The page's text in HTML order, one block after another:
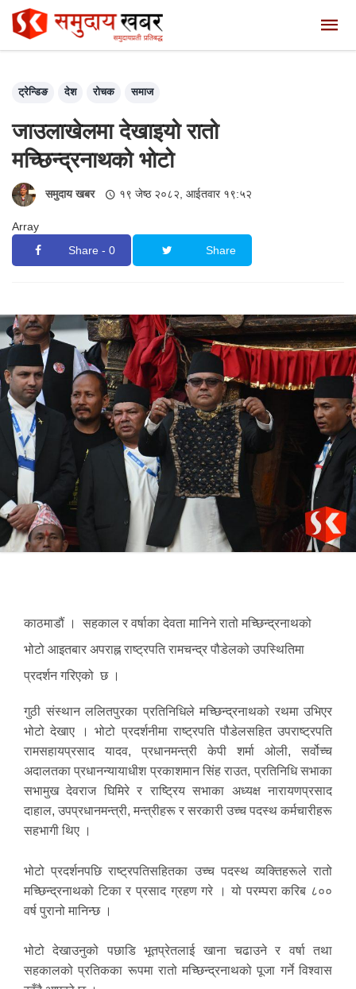
ट्रेन्डिङ देश रोचक समाज
जाउलाखेलमा देखाइयो रातो
मच्छिन्द्रनाथको भोटो
समुदाय खबर १९ जेष्ठ २०८२, आईतवार १९:५२
Array
Share - 0
Share
काठमाडौं ।
सहकाल र वर्षाका देवता मानिने रातो मच्छिन्द्रनाथको
भोटो आइतबार अपराह्न राष्ट्रपति रामचन्द्र पौडेलको उपस्थितिमा
प्रदर्शन गरिएको छ ।
गुठी संस्थान ललितपुरका प्रतिनिधिले मच्छिन्द्रनाथको रथमा उभिएर
भोटो देखाए । भोटो प्रदर्शनीमा राष्ट्रपति पौडेलसहित उपराष्ट्रपति
रामसहायप्रसाद यादव, प्रधानमन्त्री केपी शर्मा ओली, सर्वोच्च
अदालतका प्रधानन्यायाधीश प्रकाशमान सिंह राउत, प्रतिनिधि सभाका
सभामुख देवराज घिमिरे र राष्ट्रिय सभाका अध्यक्ष नारायणप्रसाद
दाहाल, उपप्रधानमन्त्री, मन्त्रीहरू र सरकारी उच्च पदस्थ कर्मचारीहरू
सहभागी थिए ।
भोटो प्रदर्शनपछि राष्ट्रपतिसहितका उच्च पदस्थ व्यक्तिहरूले रातो
मच्छिन्द्रनाथको टिका र प्रसाद ग्रहण गरे । यो परम्परा करिब ८००
वर्ष पुरानो मानिन्छ ।
भोटो देखाउनुको पछाडि भूतप्रेतलाई खाना चढाउने र वर्षा तथा
सहकालको प्रतिकका रूपमा रातो मच्छिन्द्रनाथको पूजा गर्ने विश्वास